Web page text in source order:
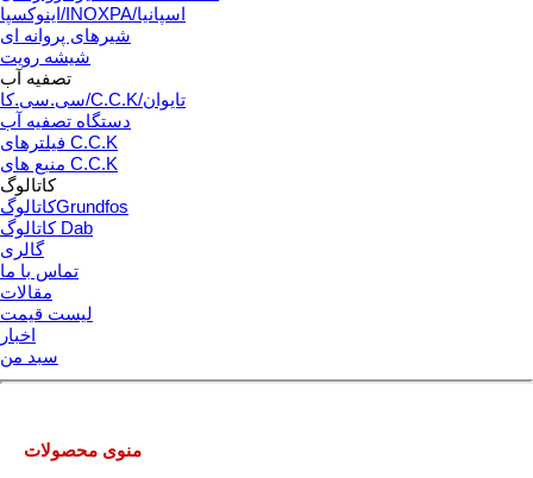
اینوکسپا/INOXPA/اسپانیا
شیرهای پروانه ای
شیشه رویت
تصفیه آب
سی.سی.کا/C.C.K/تایوان
دستگاه تصفیه آب
فیلترهای C.C.K
منبع های C.C.K
کاتالوگ
کاتالوگGrundfos
کاتالوگ Dab
گالری
تماس با ما
مقالات
لیست قیمت
اخبار
سبد من
منوی محصولات